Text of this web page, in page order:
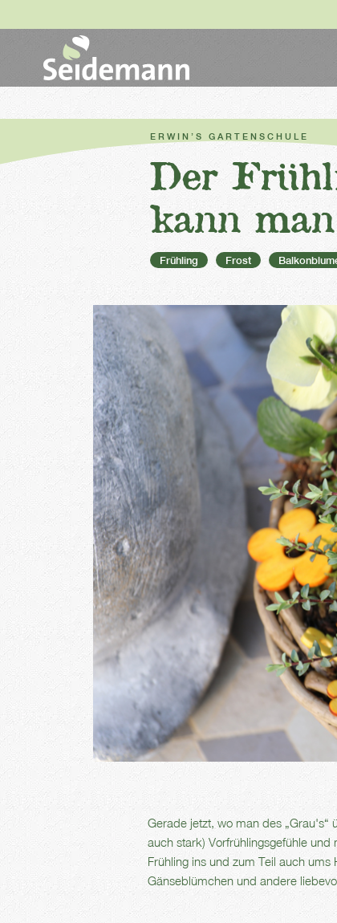
ERWIN’S GARTENSCHULE
Der
kann
Frühling Frost
Gerade jetzt, wo man des
auch stark) Vorfrühlingsgefühle
Frühling ins und zum Teil auch
Gänseblümchen und andere